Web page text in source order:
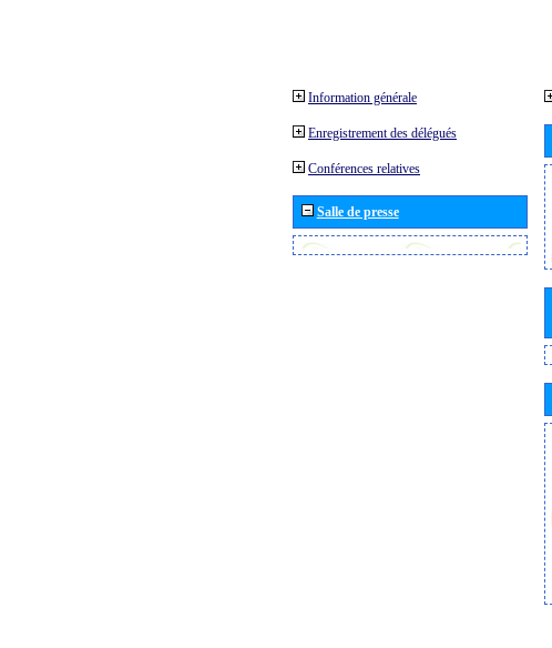
Information générale
Enregistrement des délégués
Conférences relatives
Salle de presse